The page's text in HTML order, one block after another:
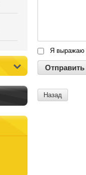
Я выражаю
Назад